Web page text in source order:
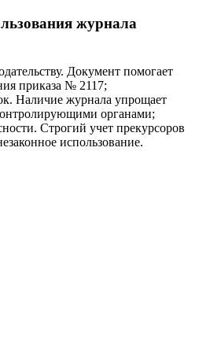
журнала
Документ помогает
приказа № 2117;
Наличие журнала упрощает
органами;
Строгий учет прекурсоров
использование.